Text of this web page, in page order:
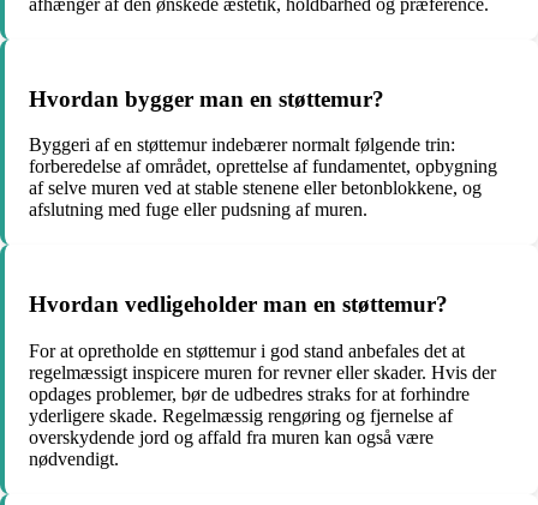
Hvordan bygger man en støttemur?
Byggeri af en støttemur indebærer normalt følgende trin:
forberedelse af området, oprettelse af fundamentet, opbygning
af selve muren ved at stable stenene eller betonblokkene, og
afslutning med fuge eller pudsning af muren.
Hvordan vedligeholder man en støttemur?
For at opretholde en støttemur i god stand anbefales det at
regelmæssigt inspicere muren for revner eller skader. Hvis der
opdages problemer, bør de udbedres straks for at forhindre
yderligere skade. Regelmæssig rengøring og fjernelse af
overskydende jord og affald fra muren kan også være
nødvendigt.